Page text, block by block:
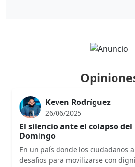
Keven Rodríguez
26/06/2025
El silencio ante el colapso
Domingo
En un país donde los ciudadanos
desafíos para movilizarse con